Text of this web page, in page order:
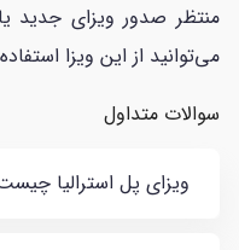
منتظر صدور ویزای جدید
می‌توانید از این ویزا
سوالات متداول
ویزای پل استرالیا